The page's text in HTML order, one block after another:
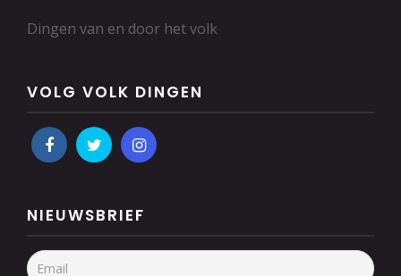
Dingen van en door het volk
VOLG VOLK DINGEN
NIEUWSBRIEF